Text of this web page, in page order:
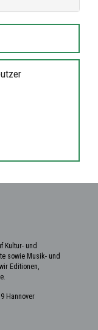
Kultur- und
sowie Musik- und
Editionen,
Hannover